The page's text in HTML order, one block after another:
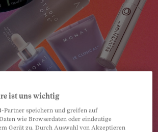
ist uns wichtig
-Partner speichern und greifen auf
wie Browserdaten oder eindeutige
Gerät zu. Durch Auswahl von Akzeptieren